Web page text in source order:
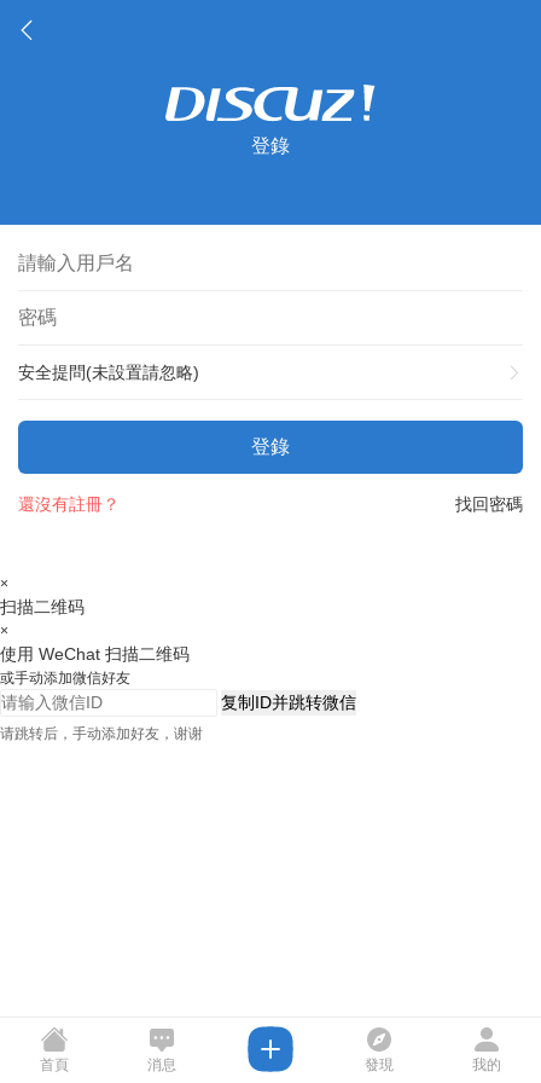
登錄
安全提問(未設置請忽略)
登錄
找回密碼
還沒有註冊？
×
扫描二维码
×
使用 WeChat 扫描二维码
或手动添加微信好友
复制ID并跳转微信
请跳转后，手动添加好友，谢谢
首頁 消息 發現 我的